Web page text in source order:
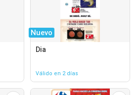
Nuevo
Dia
Válido en 2 días